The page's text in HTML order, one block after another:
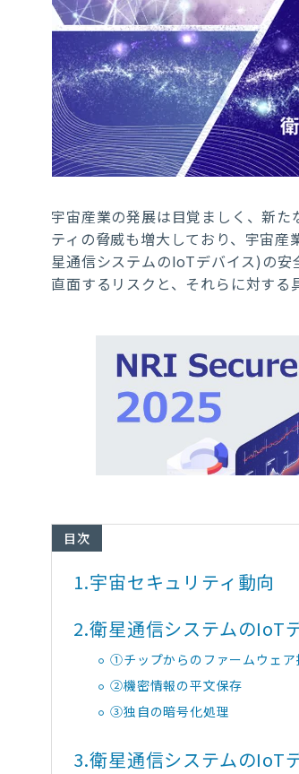
宇宙産業の発展は目覚ましく、新
ティの脅威も増大しており、宇宙
星通信システムのIoTデバイス)の
直面するリスクと、それらに対する
目次
1.宇宙セキュリティ動向
2.衛星通信システムのIoT
①チップからのファームウェア
②機密情報の平文保存
③独自の暗号化処理
3.衛星通信システムのIoT